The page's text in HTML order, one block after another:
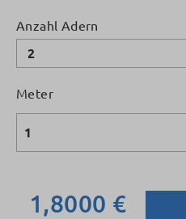
Anzahl Adern
Meter
1,8000 €